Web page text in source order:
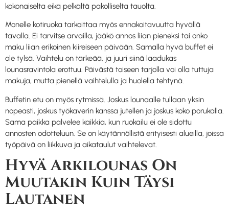
kokonaiselta eikä pelkältä pakolliselta tauolta.
Monelle kotiruoka tarkoittaa myös ennakoitavuutta hyvällä
tavalla. Ei tarvitse arvailla, jääkö annos liian pieneksi tai onko
maku liian erikoinen kiireiseen päivään. Samalla hyvä buffet ei
ole tylsä. Vaihtelu on tärkeää, ja juuri siinä laadukas
lounasravintola erottuu. Päivästä toiseen tarjolla voi olla tuttuja
makuja, mutta pienellä vaihtelulla ja huolella tehtynä.
Buffetin etu on myös rytmissä. Joskus lounaalle tullaan yksin
nopeasti, joskus työkaverin kanssa jutellen ja joskus koko porukalla.
Sama paikka palvelee kaikkia, kun ruokailu ei ole sidottu
annosten odotteluun. Se on käytännöllistä erityisesti alueilla, joissa
työpäivä on liikkuva ja aikataulut vaihtelevat.
Hyvä Arkilounas On
Muutakin Kuin Täysi
Lautanen